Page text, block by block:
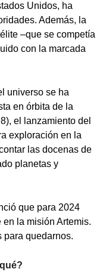
Unidos, ha
Además, la
–que se competía
con la marcada
universo se ha
en órbita de la
el lanzamiento del
exploración en la
las docenas de
planetas y
que para 2024
la misión Artemis.
para quedarnos.